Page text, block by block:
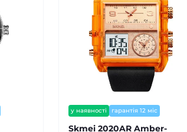
у наявності гарантія 12 міс
Skmei 2020AR Amber-